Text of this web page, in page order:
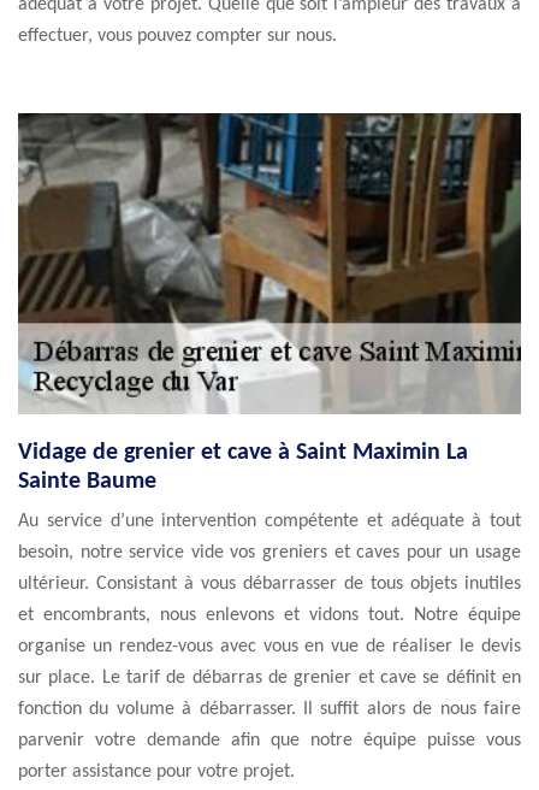
adéquat à votre projet. Quelle que soit l’ampleur des travaux à
effectuer, vous pouvez compter sur nous.
Vidage de grenier et cave à Saint Maximin La
Sainte Baume
Au service d’une intervention compétente et adéquate à tout
besoin, notre service vide vos greniers et caves pour un usage
ultérieur. Consistant à vous débarrasser de tous objets inutiles
et encombrants, nous enlevons et vidons tout. Notre équipe
organise un rendez-vous avec vous en vue de réaliser le devis
sur place. Le tarif de débarras de grenier et cave se définit en
fonction du volume à débarrasser. Il suffit alors de nous faire
parvenir votre demande afin que notre équipe puisse vous
porter assistance pour votre projet.